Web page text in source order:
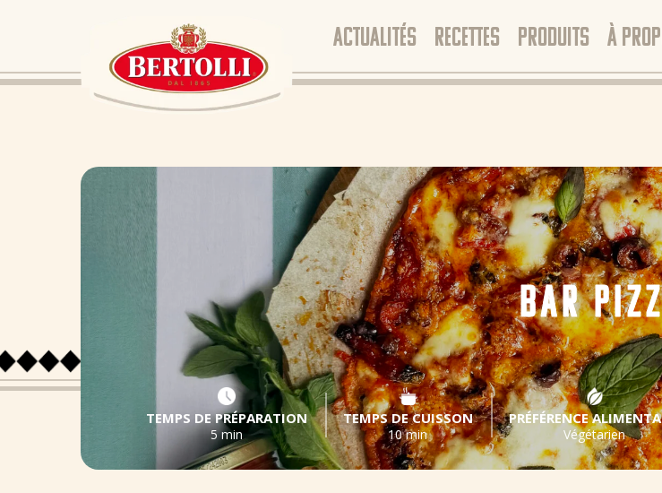
ACTUALITÉS RECETTES PRODUITS À
BAR
TEMPS DE PRÉPARATION
5 min
TEMPS DE CUISSON
10 min
PRÉFÉRENCE
Végétarien